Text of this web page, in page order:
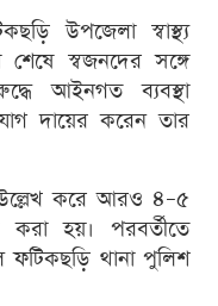
উপজেলা স্বাস্থ্য
শেষে স্বজনদের সঙ্গে
আইনগত ব্যবস্থা
দায়ের করেন তার
করে আরও ৪–৫
করা হয়। পরবর্তীতে
ফটিকছড়ি থানা পুলিশ